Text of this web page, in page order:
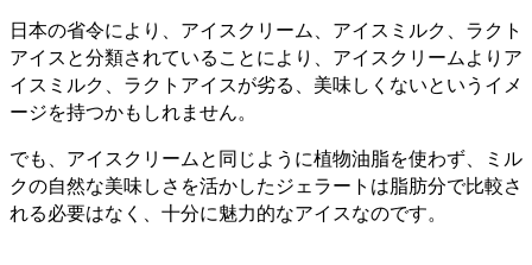
日本の省令により、アイスクリーム、アイスミルク、ラクト
アイスと分類されていることにより、アイスクリームよりア
イスミルク、ラクトアイスが劣る、美味しくないというイメ
ージを持つかもしれません。
でも、アイスクリームと同じように植物油脂を使わず、ミル
クの自然な美味しさを活かしたジェラートは脂肪分で比較さ
れる必要はなく、十分に魅力的なアイスなのです。